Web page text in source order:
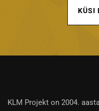
KÜSI
KLM Projekt on 2004.